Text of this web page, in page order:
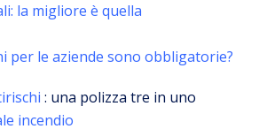
la migliore è quella
per le aziende sono obbligatorie?
: una polizza tre in uno
incendio